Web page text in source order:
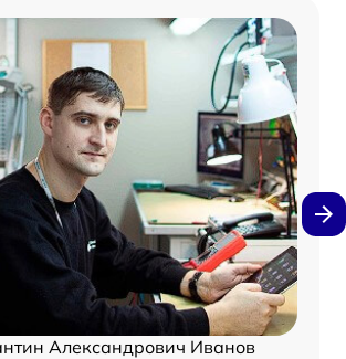
Александрович Иванов